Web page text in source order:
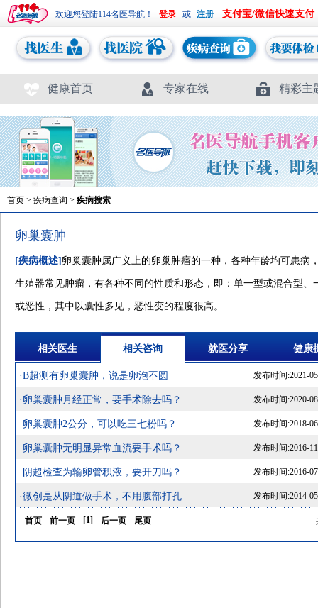
欢迎您登陆114名医导航！ 或 支付宝/微信快速支付
健康首页 专家在线 精彩主
首页 > 疾病查询 > 疾病搜索
卵巢囊肿
[疾病概述] 卵巢囊肿属广义上的卵巢肿瘤的一种，各种年龄均可患病
生殖器常见肿瘤，有各种不同的性质和形态，即：单一型或混合型
或恶性，其中以囊性多见，恶性变的程度很高。
相关医生 相关咨询 就医分享 健康
·B超测有卵巢囊肿，说是卵泡不圆 发布时间:2021-
·卵巢囊肿月经正常，要手术除去吗？ 发布时间:2020-
·卵巢囊肿2公分，可以吃三七粉吗？ 发布时间:2018-
·卵巢囊肿无明显异常血流要手术吗？ 发布时间:2016-
·阴超检查为输卵管积液，要开刀吗？ 发布时间:2016-
·微创是从阴道做手术，不用腹部打孔 发布时间:2014-
首页 前一页 [1] 后一页 尾页